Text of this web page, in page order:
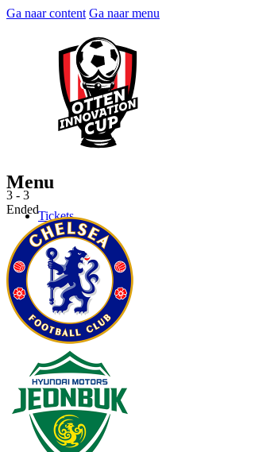
Ga naar content Ga naar menu
Menu
Tickets
3 - 3
Ended